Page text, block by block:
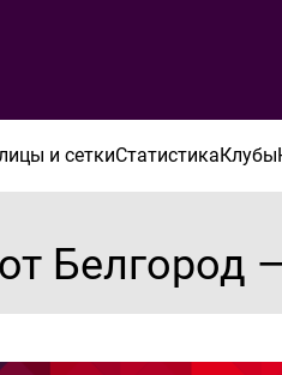
и сеткиСтатистикаКлубы
Белгород